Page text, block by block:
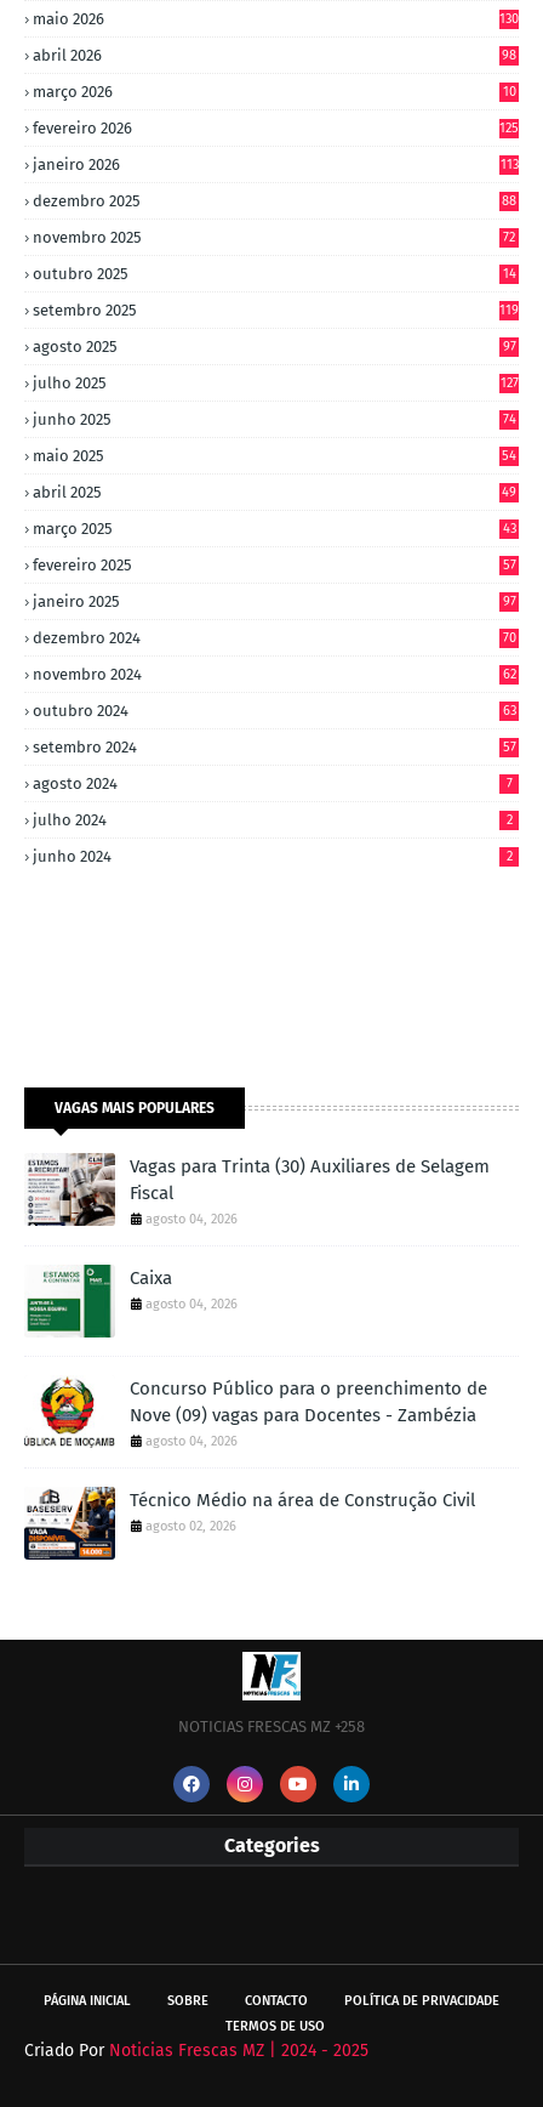
maio 2026 130
abril 2026 98
março 2026
10
fevereiro 2026 125
janeiro 2026 113
dezembro 2025 88
novembro 2025 72
outubro 2025
14
setembro 2025 119
agosto 2025 97
julho 2025 127
junho 2025 74
maio 2025 54
abril 2025 49
março 2025 43
fevereiro 2025 57
janeiro 2025 97
dezembro 2024 70
novembro 2024 62
outubro 2024 63
setembro 2024 57
agosto 2024 7
julho 2024 2
junho 2024 2
VAGAS MAIS POPULARES
Vagas para Trinta (30) Auxiliares de Selagem
Fiscal
agosto 04, 2026
Caixa
agosto 04, 2026
Concurso Público para o preenchimento de
Nove (09) vagas para Docentes - Zambézia
agosto 04, 2026
Técnico Médio na área de Construção Civil
agosto 02, 2026
NOTICIAS FRESCAS MZ +258
Categories
PÁGINA INICIAL SOBRE CONTACTO
POLÍTICA DE PRIVACIDADE
TERMOS DE USO
Criado Por Noticias Frescas MZ | 2024 - 2025